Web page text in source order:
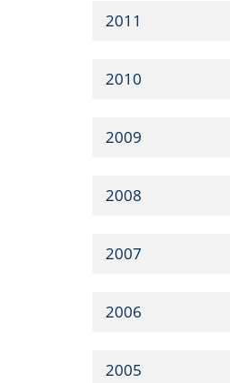
2011
2010
2009
2008
2007
2006
2005